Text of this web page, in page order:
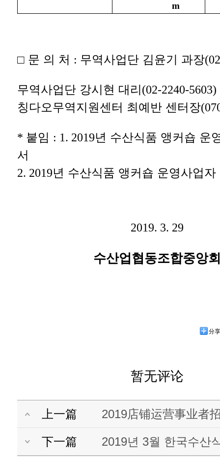
m
□ 문 의 처 : 무역사업단 김윤기 과장
무역사업단 강시현 대리 (02-2240-5603)
칭다오무역지원센터 최예반 센터장
* 붙임 : 1. 2019년 수산식품 앵커숍 운
서
2. 2019년 수산식품 앵커숍 운영사업자
2019. 3. 29
수산업협동조합중앙
分
暂无评论
上一篇 2019店铺运营事业者
下一篇 2019년 3월 한국수산